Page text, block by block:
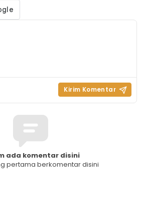
ada komentar disini
pertama berkomentar disini